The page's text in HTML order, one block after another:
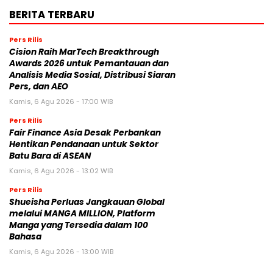
BERITA TERBARU
Pers Rilis
Cision Raih MarTech Breakthrough
Awards 2026 untuk Pemantauan dan
Analisis Media Sosial, Distribusi Siaran
Pers, dan AEO
Kamis, 6 Agu 2026 - 17:00 WIB
Pers Rilis
Fair Finance Asia Desak Perbankan
Hentikan Pendanaan untuk Sektor
Batu Bara di ASEAN
Kamis, 6 Agu 2026 - 13:02 WIB
Pers Rilis
Shueisha Perluas Jangkauan Global
melalui MANGA MILLION, Platform
Manga yang Tersedia dalam 100
Bahasa
Kamis, 6 Agu 2026 - 13:00 WIB